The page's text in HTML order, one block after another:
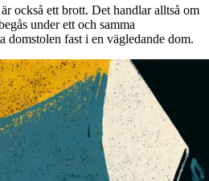
också ett brott. Det handlar alltså om
under ett och samma
domstolen fast i en vägledande dom.